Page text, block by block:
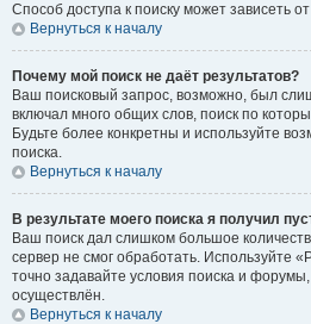
Способ доступа к поиску может зависеть
Вернуться к началу
Почему мой поиск не даёт результатов?
Ваш поисковый запрос, возможно, был
включал много общих слов, поиск по
Будьте более конкретны и используйте
поиска.
Вернуться к началу
В результате моего поиска я получил
Ваш поиск дал слишком большое
сервер не смог обработать. Используйте
точно задавайте условия поиска и
осуществлён.
Вернуться к началу